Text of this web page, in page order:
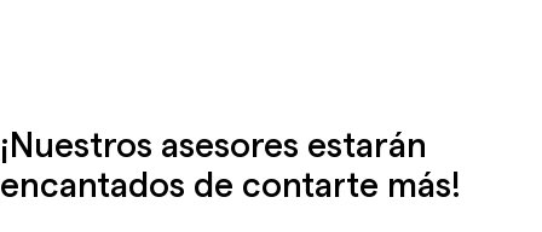
¡Nuestros asesores estarán
encantados de contarte más!